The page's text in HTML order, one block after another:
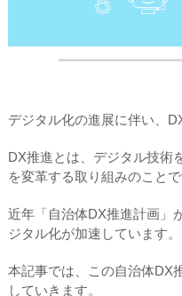
デジタル化の進展に伴い、
DX推進とは、デジタル技術
を変革する取り組みのことで
近年「自治体DX推進計画」
ジタル化が加速しています。
本記事では、この自治体DX
していきます。